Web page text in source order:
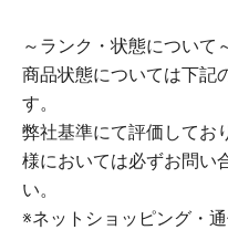
～ランク・状態について
商品状態については下記
す。
弊社基準にて評価してお
様においては必ずお問い
い。
※ネットショッピング・